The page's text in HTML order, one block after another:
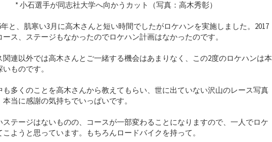
* 小石選手が同志社大学へ向かうカット（写真：高木秀彰）
年と、肌寒い3月に高木さんと短い時間でしたがロケハンを実施しました。2017
ス、ステージもなかったのでロケハン計画はなかったのです。
関連以外では高木さんとご一緒する機会はあまりなく、この2度のロケハンは本
ものです。
も多くのことを高木さんから教えてもらい、世に出ていない沢山のレース写真
本当に感謝の気持ちでいっぱいです。
ステージはないものの、コースが一部変わることになりますので、一人でロケ
ようと思っています。もちろんロードバイクを持って。